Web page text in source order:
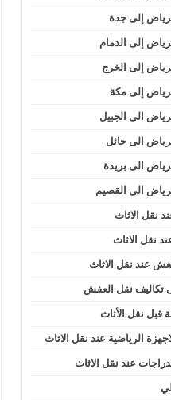
إلى جدة
إلى الدمام
إلى الخرج
إلى مكة
الى الجبيل
الى حائل
الى بريدة
الى القصيم
نقل الاثاث
نقل الاثاث
عند نقل الاثاث
تكاليف نقل العفش
قبل نقل الأثاث
الرياضية عند نقل الاثاث
عند نقل الاثاث